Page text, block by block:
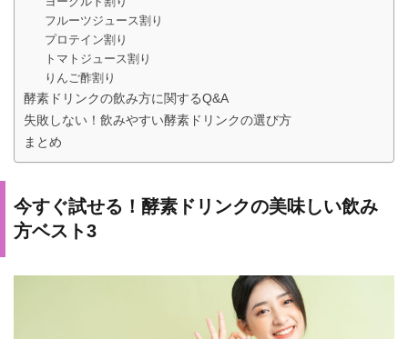
フルーツジュース割り
プロテイン割り
トマトジュース割り
りんご酢割り
酵素ドリンクの飲み方に関するQ&A
失敗しない！飲みやすい酵素ドリンクの選び方
まとめ
今すぐ試せる！酵素ドリンクの美味しい飲み
方ベスト3